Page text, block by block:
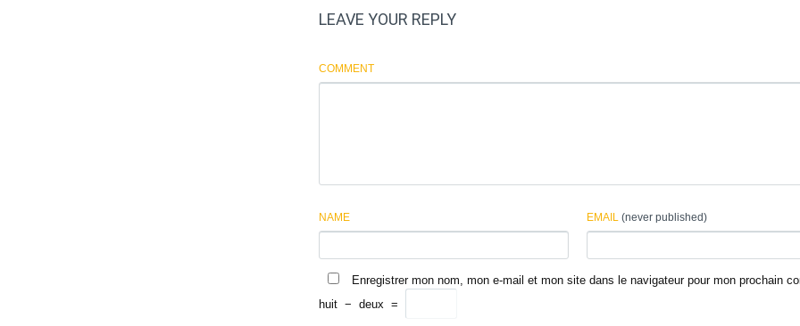
LEAVE YOUR REPLY
COMMENT
NAME EMAIL (never published)
Enregistrer mon nom, mon e-mail et mon site dans le navigateur pour mon prochain
huit − deux =